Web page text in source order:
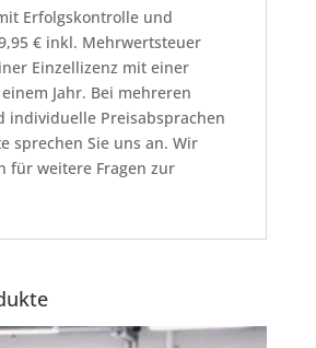
Erfolgskontrolle und
€ inkl. Mehrwertsteuer
Einzellizenz mit einer
Jahr. Bei mehreren
individuelle Preisabsprachen
sprechen Sie uns an. Wir
für weitere Fragen zur